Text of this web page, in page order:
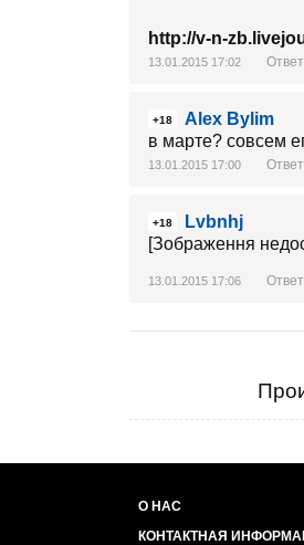
http://v-n-
13.01.2015 17:02
+18
Alex Bylim
в марте? совсем
13.01.2015 17:00
+18
Lvbnhj
[Зображення
13.01.2015 17:06
О НАС
КОНТАКТНАЯ